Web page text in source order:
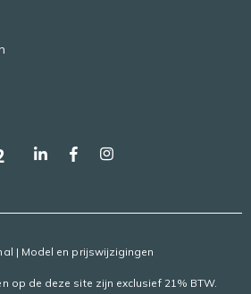
| Model en prijswijzigingen
op de deze site zijn exclusief 21% BTW.